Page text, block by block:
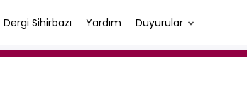
Dergi Sihirbazı Yardım Duyurular